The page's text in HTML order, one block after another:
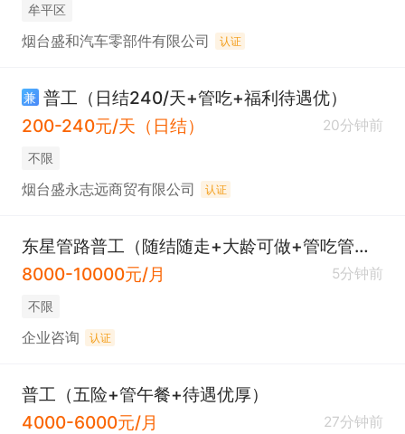
牟平区
烟台盛和汽车零部件有限公司 认证
兼 普工（日结240/天+管吃+福利待遇优）
200-240元/天（日结）
20分钟前
不限
烟台盛永志远商贸有限公司 认证
东星管路普工（随结随走+大龄可做+管吃管住）
8000-10000元/月
5分钟前
不限
企业咨询 认证
普工（五险+管午餐+待遇优厚）
4000-6000元/月
27分钟前